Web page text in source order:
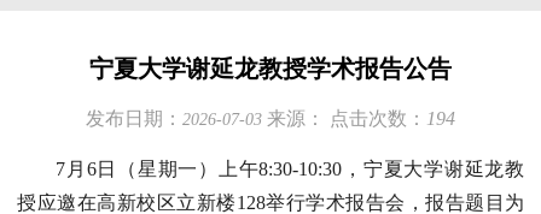
宁夏大学谢延龙教授学术报告公告
发布日期： 2026-07-03 来源： 点击次数： 194
7月6日（星期一）上午8:30-10:30，宁夏大学谢延龙教
授应邀在高新校区立新楼128举行学术报告会，报告题目为